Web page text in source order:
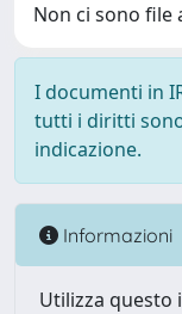
Non ci sono file
I documenti in
tutti i diritti
indicazione.
Informazioni
Utilizza questo